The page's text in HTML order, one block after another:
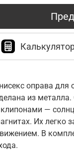
оправа для
из
клипонами —
Их легко
В